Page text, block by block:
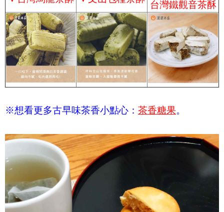
台灣鐵觀音茶酥
※想看更多古早味茶香小點心： 茶香糖果。